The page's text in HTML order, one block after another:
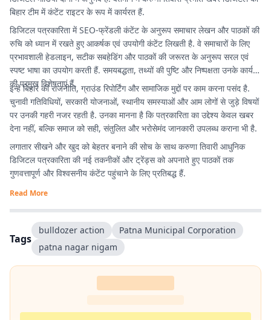
बिहार टीम में कंटेंट राइटर के रूप में कार्यरत हैं.
डिजिटल पत्रकारिता में SEO-फ्रेंडली कंटेंट के अनुरूप समाचार लेखन और पाठकों की
रुचि को ध्यान में रखते हुए आकर्षक एवं उपयोगी कंटेंट लिखती है. वे समाचारों के लिए
प्रभावशाली हेडलाइन, सटीक सबहेडिंग और पाठकों की जरूरत के अनुरूप सरल एवं
स्पष्ट भाषा का उपयोग करती हैं. समयबद्धता, तथ्यों की पुष्टि और निष्पक्षता उनके कार्य
की प्रमुख विशेषताएं हैं.
इन्हें बिहार की राजनीति, ग्राउंड रिपोर्टिंग और सामाजिक मुद्दों पर काम करना पसंद है.
चुनावी गतिविधियों, सरकारी योजनाओं, स्थानीय समस्याओं और आम लोगों से जुड़े विषयों
पर उनकी गहरी नजर रहती है. उनका मानना है कि पत्रकारिता का उद्देश्य केवल खबर
देना नहीं, बल्कि समाज को सही, संतुलित और भरोसेमंद जानकारी उपलब्ध कराना भी है.
लगातार सीखने और खुद को बेहतर बनाने की सोच के साथ करुणा तिवारी आधुनिक
डिजिटल पत्रकारिता की नई तकनीकों और ट्रेंड्स को अपनाते हुए पाठकों तक
गुणवत्तापूर्ण और विश्वसनीय कंटेंट पहुंचाने के लिए प्रतिबद्ध हैं.
Read More
Tags
bulldozer action
Patna Municipal Corporation
patna nagar nigam